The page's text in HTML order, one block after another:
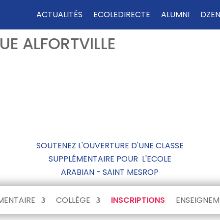
ACTUALITÉS ECOLEDIRECTE ALUMNI
ALFORTVILLE
SOUTENEZ L'OUVERTURE D'UNE CLASSE
SUPPLÉMENTAIRE POUR L'ECOLE
ARABIAN - SAINT MESROP
COLLÈGE INSCRIPTIONS